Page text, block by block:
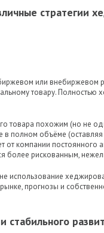
стратегии
или внебиржевом
товару. Полностью
товара похожим (но не
полном объёме (оставляя
компании постоянного
более рискованным,
использование
прогнозы и
стабильного